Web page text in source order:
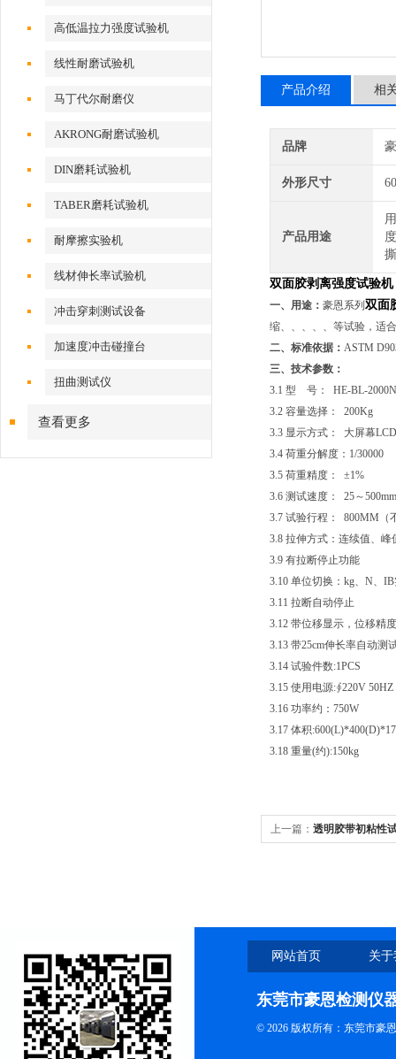
高低温拉力强度试验机
线性耐磨试验机
马丁代尔耐磨仪
AKRONG耐磨试验机
DIN磨耗试验机
TABER磨耗试验机
耐摩擦实验机
线材伸长率试验机
冲击穿刺测试设备
加速度冲击碰撞台
扭曲测试仪
查看更多
产品介绍 相
品牌
外形尺寸
产品用途
撕
双面胶剥离强度试验机
一、用途： 豪恩系列 双面
缩、、、、、等试验，适
二、标准依据： ASTM
三、技术参数：
3.1 型 号： HE-BL-2000N
3.2 容量选择： 200Kg
3.3 显示方式： 大屏幕
3.4 荷重分解度：1/30000
3.5 荷重精度： ±1%
3.6 测试速度： 25～
3.7 试验行程： 800MM（
3.8 拉伸方式：连续值、峰
3.9 有拉断停止功能
3.10 单位切换：kg、N、
3.11 拉断自动停止
3.12 带位移显示，位移精
3.13 带25cm伸长率自动测
3.14 试验件数:1PCS
3.15 使用电源:∮220V 50HZ
3.16 功率约：750W
3.17 体积
3.18 重量(约):150kg
上一篇： 透明胶带初粘性
网站首页 关
东莞市豪恩检测仪
© 2026 版权所有：东莞市豪